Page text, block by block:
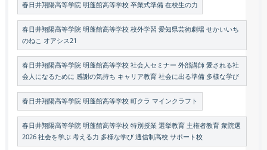
春日井翔陽高等学院 明蓬館高等学校 卒業式準備 在校生の力
春日井翔陽高等学院 明蓬館高等学校 校外学習 愛知県芸術劇場 せかいいち
のねこ オアシス21
春日井翔陽高等学院 明蓬館高等学校 社会人セミナー 外部講師 愛される社
会人になるために 感謝の気持ち キャリア教育 社会に出る準備 多様な学び
春日井翔陽高等学院 明蓬館高等学校 町クラ マインクラフト
春日井翔陽高等学院 明蓬館高等学校 特別授業 選挙教育 主権者教育 衆院選
2026 社会を学ぶ 考える力 多様な学び 通信制高校 サポート校